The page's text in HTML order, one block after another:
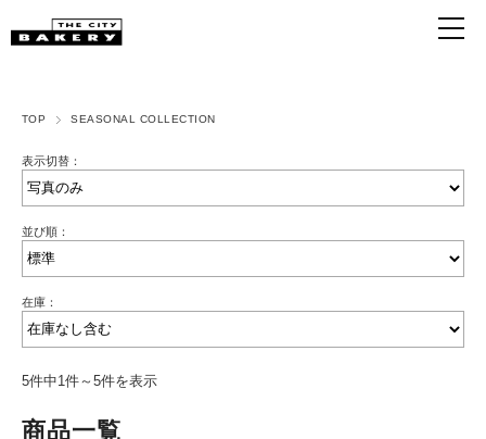
TOP SEASONAL COLLECTION
表示切替：
並び順：
在庫：
5件中1件～5件を表示
商品一覧